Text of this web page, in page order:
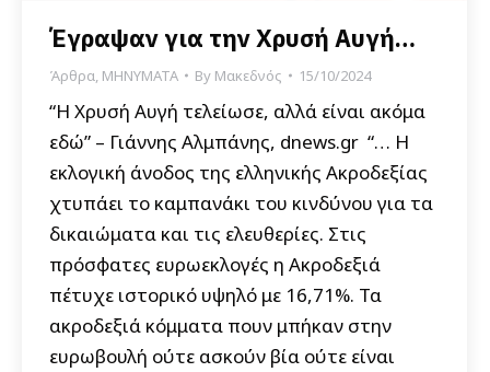
Έγραψαν για την Χρυσή Αυγή…
Άρθρα, ΜΗΝΥΜΑΤΑ By Μακεδνός 15/10/2024
“Η Χρυσή Αυγή τελείωσε, αλλά είναι ακόμα
εδώ” – Γιάννης Αλμπάνης, dnews.gr “… Η
εκλογική άνοδος της ελληνικής Ακροδεξίας
χτυπάει το καμπανάκι του κινδύνου για τα
δικαιώματα και τις ελευθερίες. Στις
πρόσφατες ευρωεκλογές η Ακροδεξιά
πέτυχε ιστορικό υψηλό με 16,71%. Τα
ακροδεξιά κόμματα πουν μπήκαν στην
ευρωβουλή ούτε ασκούν βία ούτε είναι